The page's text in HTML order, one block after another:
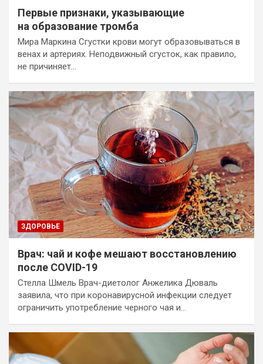
Первые признаки, указывающие
на образование тромба
Мира Маркина Сгустки крови могут образовываться в
венах и артериях. Неподвижный сгусток, как правило,
не причиняет…
ЗДОРОВЬЕ
Врач: чай и кофе мешают восстановлению
после COVID-19
Стелла Шмель Врач-диетолог Анжелика Дюваль
заявила, что при коронавирусной инфекции следует
ограничить употребление черного чая и…